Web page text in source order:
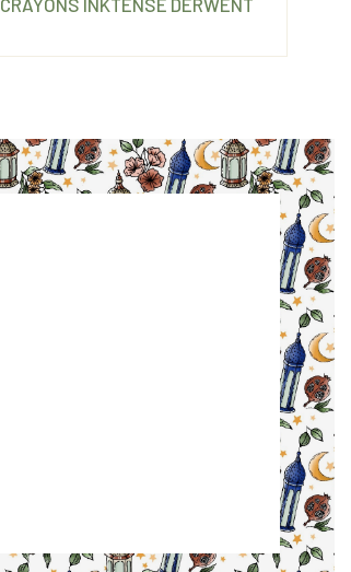
CRAYONS INKTENSE DERWENT